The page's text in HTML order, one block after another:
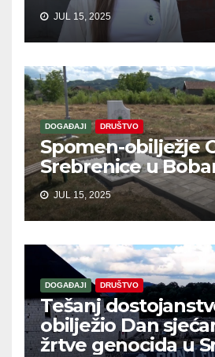
JUL 15, 2025
DOGAĐAJI DRUŠTVO
Spomen-obilježje
Srebrenice u
JUL 15, 2025
DOGAĐAJI DRUŠTVO
Tešanj
obilježio Dan
žrtve genocida u